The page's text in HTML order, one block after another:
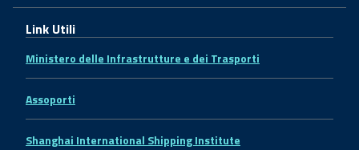
Link Utili
Ministero delle Infrastrutture e dei Trasporti
Assoporti
Shanghai International Shipping Institute